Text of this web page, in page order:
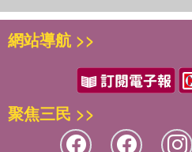
網站導航 >>
聚焦三民 >>